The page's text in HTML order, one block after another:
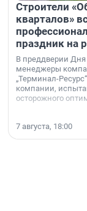
Строители
кварталов»
праздник на
В преддверии Дня
менеджеры
„Терминал-
компании,
осторожного
7 августа, 18:00